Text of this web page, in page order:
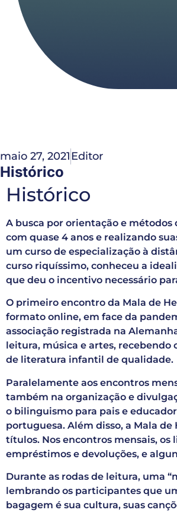
maio 27, 2021Editor
Histórico
Histórico
A busca por orientação e
com quase 4 anos e realizando
um curso de especialização à
curso riquíssimo, conheceu a
que deu o incentivo necessário
O primeiro encontro da Mala de
formato online, em face da
associação registrada na
leitura, música e artes,
de literatura infantil de qualidade.
Paralelamente aos encontros
também na organização e
o bilinguismo para pais e
portuguesa. Além disso, a Mala
títulos. Nos encontros mensais, os
empréstimos e devoluções, e
Durante as rodas de leitura, uma
lembrando os participantes que
bagagem é sua cultura, suas